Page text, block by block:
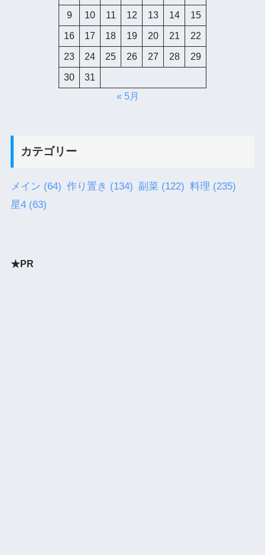
9 10 11 12 13 14 15
16 17 18 19 20 21 22
23 24 25 26 27 28 29
30
31
« 5月
カテゴリー
メイン (64) 作り置き (134) 副菜 (122) 料理 (235)
星4 (63)
★PR